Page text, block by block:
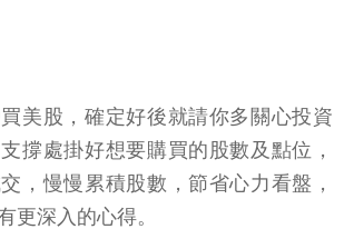
美股，確定好後就請你多關心投資
撐處掛好想要購買的股數及點位，
，慢慢累積股數，節省心力看盤，
更深入的心得。